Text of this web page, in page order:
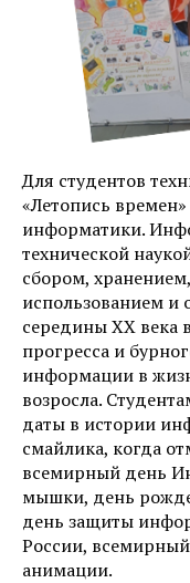
Для студентов
«Летопись
информатики.
технической
сбором,
использованием
середины XX века
прогресса и
информации в
возросла.
даты в истории
смайлика, когда
всемирный день
мышки, день
день защиты
России,
анимации.